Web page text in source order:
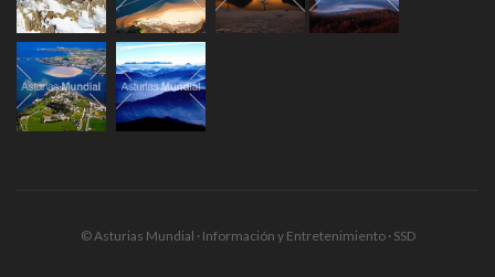
© Asturias Mundial · Información y Entretenimiento · SSD